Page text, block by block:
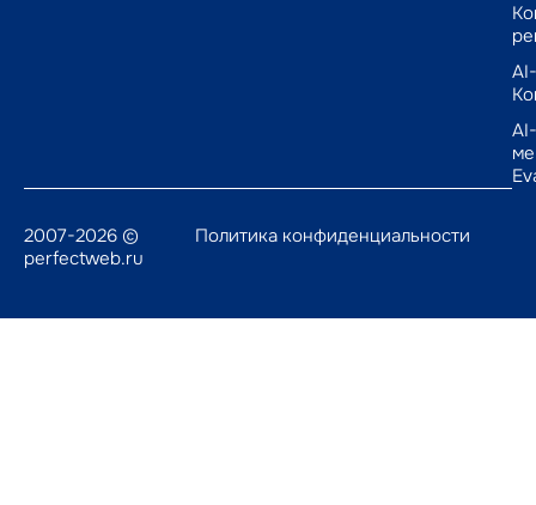
AI-
AI-
2007-2026 ©
perfectweb.ru
Политика конфиденциальности